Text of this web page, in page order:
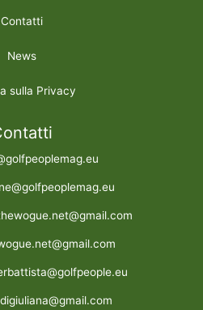
Contatti
News
sulla Privacy